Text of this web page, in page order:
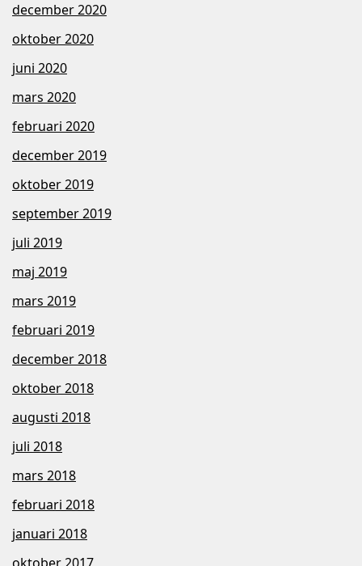
december 2020
oktober 2020
juni 2020
mars 2020
februari 2020
december 2019
oktober 2019
september 2019
juli 2019
maj 2019
mars 2019
februari 2019
december 2018
oktober 2018
augusti 2018
juli 2018
mars 2018
februari 2018
januari 2018